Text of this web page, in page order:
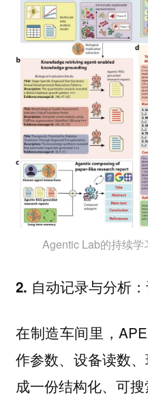
Agentic Lab的持续
2. 自动记录与分析
在制造车间里，
作参数、设备读数
成一份结构化、可搜